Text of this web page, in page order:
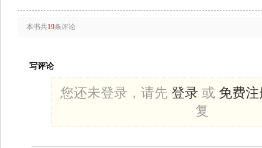
本书共19条评论
写评论
您还未登录，请先 登录 或 免费注
复